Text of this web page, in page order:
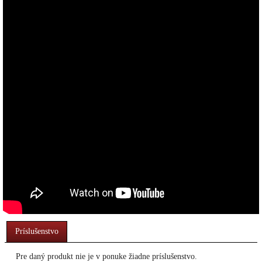
Príslušenstvo
Pre daný produkt nie je v ponuke žiadne príslušenstvo.